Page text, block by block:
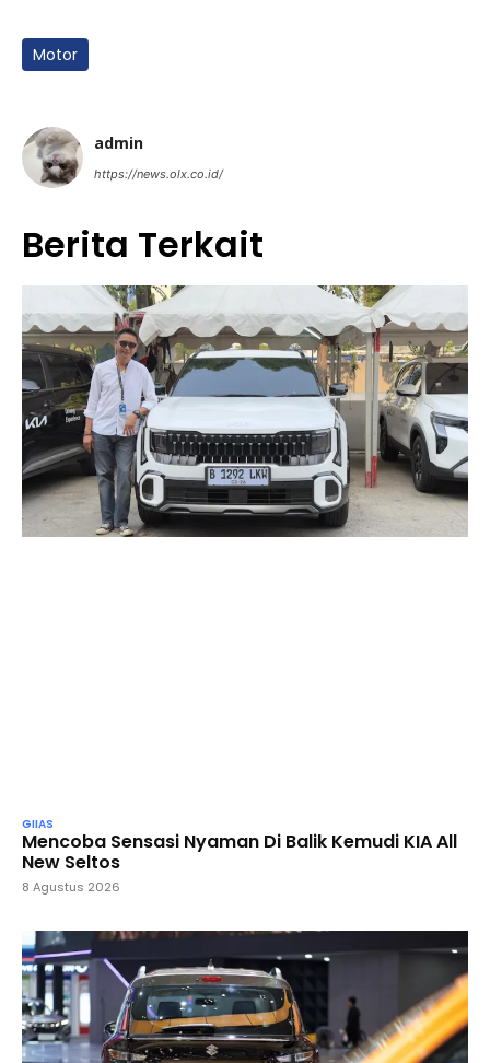
Motor
admin
https://news.olx.co.id/
Berita Terkait
GIIAS
Mencoba Sensasi Nyaman Di Balik Kemudi KIA All
New Seltos
8 Agustus 2026